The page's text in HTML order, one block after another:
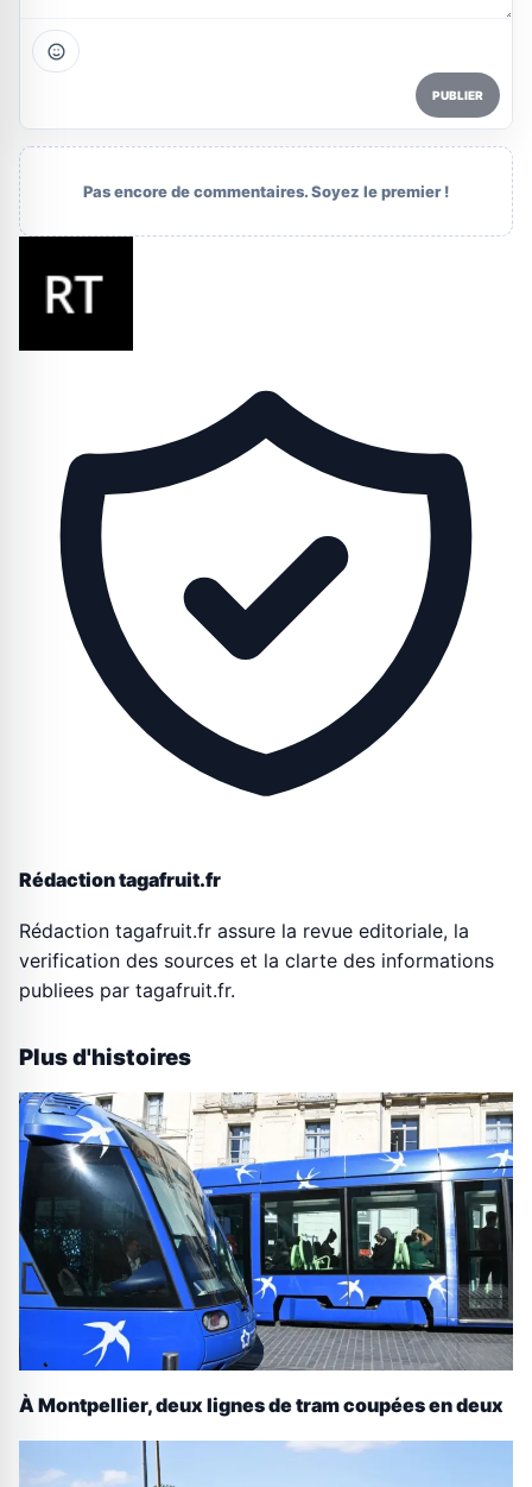
PUBLIER
Pas encore de commentaires. Soyez le premier !
Rédaction tagafruit.fr
Rédaction tagafruit.fr assure la revue editoriale, la
verification des sources et la clarte des informations
publiees par tagafruit.fr.
Plus d'histoires
À Montpellier, deux lignes de tram coupées en deux